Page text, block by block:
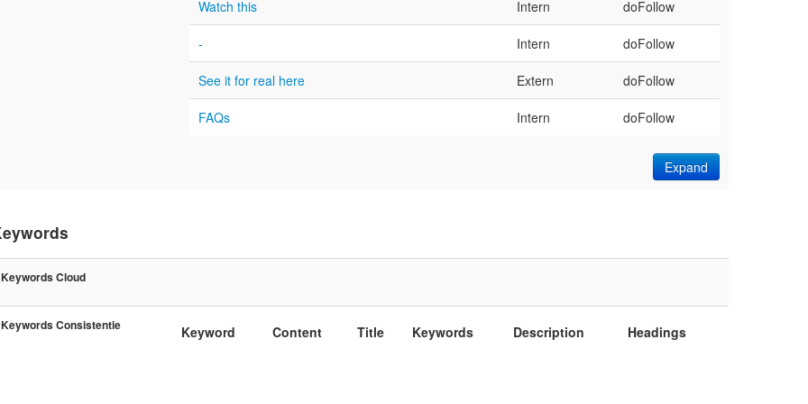
Watch this Intern doFollow
- Intern doFollow
See it for real here Extern doFollow
FAQs Intern doFollow
Expand
Keywords Cloud
Keywords Consistentie Keyword Content Title Keywords Description Headings